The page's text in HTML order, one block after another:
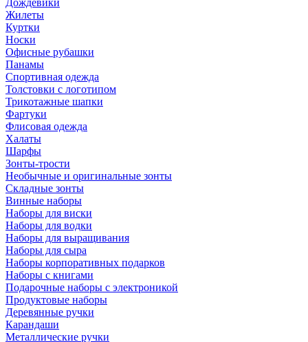
Дождевики
Жилеты
Куртки
Носки
Офисные рубашки
Панамы
Спортивная одежда
Толстовки с логотипом
Трикотажные шапки
Фартуки
Флисовая одежда
Халаты
Шарфы
Зонты-трости
Необычные и оригинальные зонты
Складные зонты
Винные наборы
Наборы для виски
Наборы для водки
Наборы для выращивания
Наборы для сыра
Наборы корпоративных подарков
Наборы с книгами
Подарочные наборы с электроникой
Продуктовые наборы
Деревянные ручки
Карандаши
Металлические ручки